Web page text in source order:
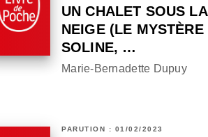
UN CHALET SOUS LA
NEIGE (LE MYSTÈRE
SOLINE, …
Marie-Bernadette Dupuy
PARUTION : 01/02/2023